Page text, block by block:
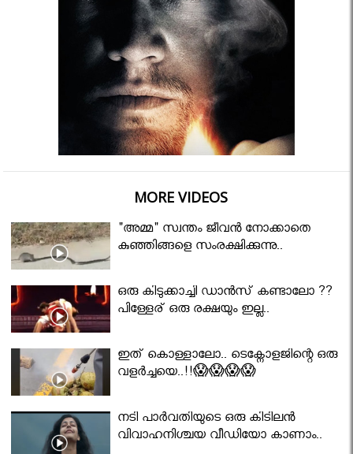
MORE VIDEOS
"അമ്മ" സ്വന്തം ജീവൻ നോക്കാതെ
കുഞ്ഞിങ്ങളെ സംരക്ഷിക്കുന്നു..
ഒരു കിടുക്കാച്ചി ഡാൻസ് കണ്ടാലോ ??
പിള്ളേര് ഒരു രക്ഷയും ഇല്ല..
ഇത് കൊള്ളാലോ.. ടെക്നോളജിന്റെ ഒരു
വളർച്ചയെ..!!😱😱😱😱
നടി പാർവതിയുടെ ഒരു കിടിലൻ
വിവാഹനിശ്ചയ വീഡിയോ കാണാം..